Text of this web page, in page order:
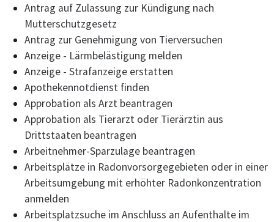
Antrag auf Zulassung zur Kündigung nach
Mutterschutzgesetz
Antrag zur Genehmigung von Tierversuchen
Anzeige - Lärmbelästigung melden
Anzeige - Strafanzeige erstatten
Apothekennotdienst finden
Approbation als Arzt beantragen
Approbation als Tierarzt oder Tierärztin aus
Drittstaaten beantragen
Arbeitnehmer-Sparzulage beantragen
Arbeitsplätze in Radonvorsorgegebieten oder in einer
Arbeitsumgebung mit erhöhter Radonkonzentration
anmelden
Arbeitsplatzsuche im Anschluss an Aufenthalte im